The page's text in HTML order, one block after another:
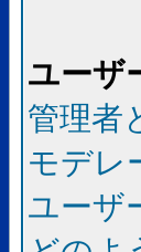
ユーザ
管理者
モデレ
ユーザ